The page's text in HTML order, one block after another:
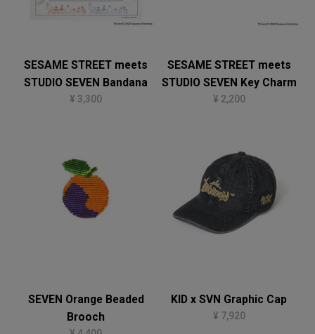
SESAME STREET meets
STUDIO SEVEN Bandana
¥ 3,300
SESAME STREET meets
STUDIO SEVEN Key Charm
¥ 2,200
SEVEN Orange Beaded
Brooch
KID x SVN Graphic Cap
¥ 7,920